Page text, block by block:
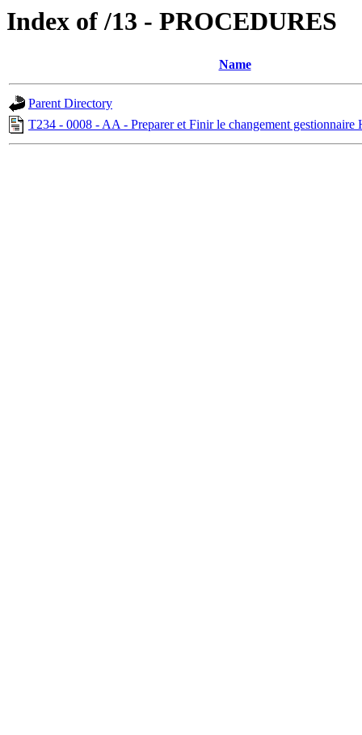
Index of /13 - PROCEDURES
Name
Parent Directory
T234 - 0008 - AA - Preparer et Finir le changement gestionnaire